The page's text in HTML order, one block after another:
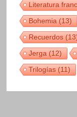
Literatura
Bohemia(13)
Recuerdos
Jerga(12)
Trilogías(11)